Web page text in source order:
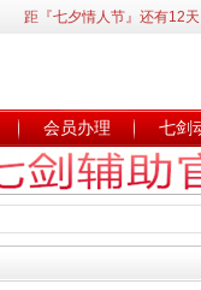
距『七夕情人节』还有12天
会员办理 七剑